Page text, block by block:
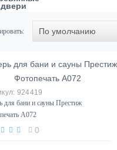
двери
924419
для бани и сауны Престиж
А072
0